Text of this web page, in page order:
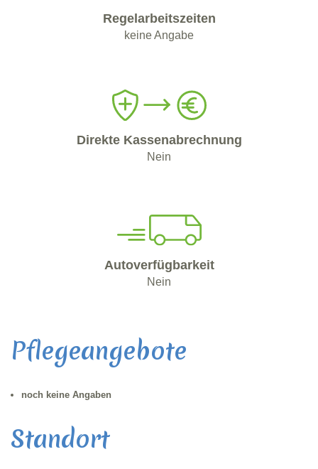
Regelarbeitszeiten
keine Angabe
Direkte Kassenabrechnung
Nein
Autoverfügbarkeit
Nein
Pflegeangebote
noch keine Angaben
Standort